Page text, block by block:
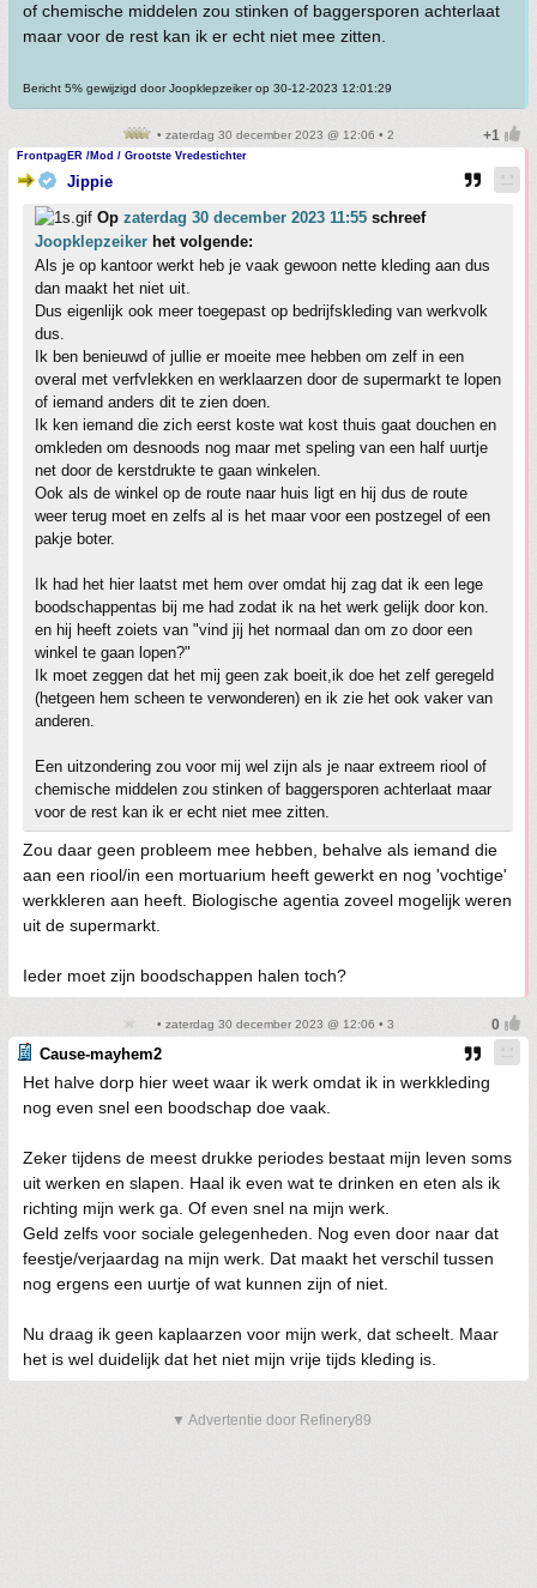
of chemische middelen zou stinken of baggersporen achterlaat
maar voor de rest kan ik er echt niet mee zitten.
Bericht 5% gewijzigd door Joopklepzeiker op 30-12-2023 12:01:29
• zaterdag 30 december 2023 @ 12:06 • 2
FrontpagER /Mod / Grootste Vredestichter
Jippie
Op zaterdag 30 december 2023 11:55 schreef
Joopklepzeiker het volgende:
Als je op kantoor werkt heb je vaak gewoon nette kleding aan dus
dan maakt het niet uit.
Dus eigenlijk ook meer toegepast op bedrijfskleding van werkvolk
dus.
Ik ben benieuwd of jullie er moeite mee hebben om zelf in een
overal met verfvlekken en werklaarzen door de supermarkt te lopen
of iemand anders dit te zien doen.
Ik ken iemand die zich eerst koste wat kost thuis gaat douchen en
omkleden om desnoods nog maar met speling van een half uurtje
net door de kerstdrukte te gaan winkelen.
Ook als de winkel op de route naar huis ligt en hij dus de route
weer terug moet en zelfs al is het maar voor een postzegel of een
pakje boter.
Ik had het hier laatst met hem over omdat hij zag dat ik een lege
boodschappentas bij me had zodat ik na het werk gelijk door kon.
en hij heeft zoiets van "vind jij het normaal dan om zo door een
winkel te gaan lopen?"
Ik moet zeggen dat het mij geen zak boeit,ik doe het zelf geregeld
(hetgeen hem scheen te verwonderen) en ik zie het ook vaker van
anderen.
Een uitzondering zou voor mij wel zijn als je naar extreem riool of
chemische middelen zou stinken of baggersporen achterlaat maar
voor de rest kan ik er echt niet mee zitten.
Zou daar geen probleem mee hebben, behalve als iemand die
aan een riool/in een mortuarium heeft gewerkt en nog 'vochtige'
werkkleren aan heeft. Biologische agentia zoveel mogelijk weren
uit de supermarkt.
Ieder moet zijn boodschappen halen toch?
• zaterdag 30 december 2023 @ 12:06 • 3
Cause-mayhem2
Het halve dorp hier weet waar ik werk omdat ik in werkkleding
nog even snel een boodschap doe vaak.
Zeker tijdens de meest drukke periodes bestaat mijn leven soms
uit werken en slapen. Haal ik even wat te drinken en eten als ik
richting mijn werk ga. Of even snel na mijn werk.
Geld zelfs voor sociale gelegenheden. Nog even door naar dat
feestje/verjaardag na mijn werk. Dat maakt het verschil tussen
nog ergens een uurtje of wat kunnen zijn of niet.
Nu draag ik geen kaplaarzen voor mijn werk, dat scheelt. Maar
het is wel duidelijk dat het niet mijn vrije tijds kleding is.
▼ Advertentie door Refinery89